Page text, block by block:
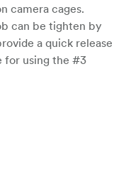
camera cages.
can be tighten by
a quick release
for using the #3